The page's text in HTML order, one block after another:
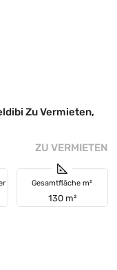
Zu Vermieten,
ZU VERMIETEN
Gesamtfläche m²
130 m²